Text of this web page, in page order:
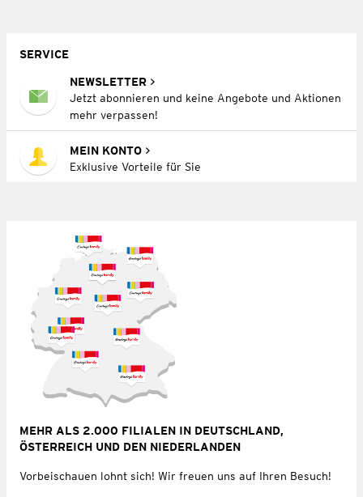
SERVICE
NEWSLETTER
Jetzt abonnieren und keine Angebote und Aktionen
mehr verpassen!
MEIN KONTO
Exklusive Vorteile für Sie
MEHR ALS 2.000 FILIALEN IN DEUTSCHLAND,
ÖSTERREICH UND DEN NIEDERLANDEN
Vorbeischauen lohnt sich! Wir freuen uns auf Ihren Besuch!